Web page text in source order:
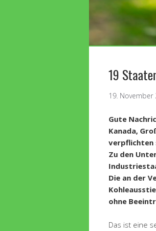
19
19. November
Gute
Kanada,
verpflichten
Zu den
Die an der
ohne
Das ist eine